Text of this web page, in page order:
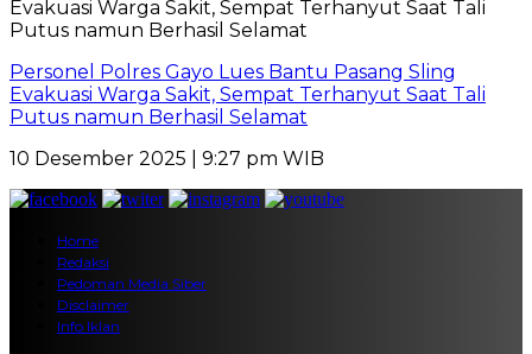
Personel Polres Gayo Lues Bantu Pasang Sling
Evakuasi Warga Sakit, Sempat Terhanyut Saat Tali
Putus namun Berhasil Selamat
10 Desember 2025 | 9:27 pm WIB
Home
Redaksi
Pedoman Media Siber
Disclaimer
Info Iklan